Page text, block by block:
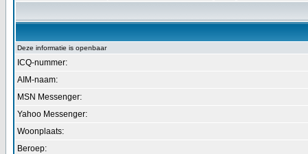
Deze informatie is openbaar
ICQ-nummer:
AIM-naam:
MSN Messenger:
Yahoo Messenger:
Woonplaats:
Beroep: